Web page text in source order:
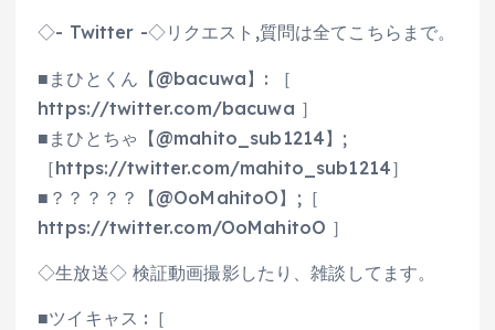
◇- Twitter -◇リクエスト,質問は全てこちらまで。
■まひとくん【@bacuwa】: ［
https://twitter.com/bacuwa ］
■まひとちゃ【@mahito_sub1214】;
［https://twitter.com/mahito_sub1214］
■？？？？？【@OoMahitoO】;［
https://twitter.com/OoMahitoO ］
◇生放送◇ 検証動画撮影したり、雑談してます。
■ツイキャス :［